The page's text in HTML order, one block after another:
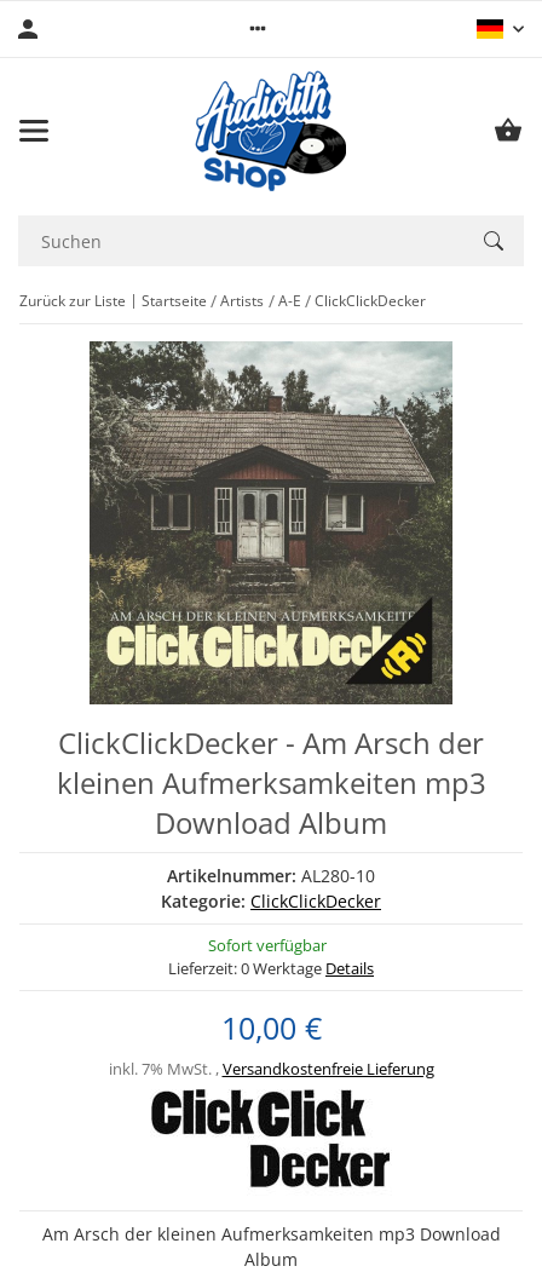
Zurück zur Liste Startseite Artists A-E ClickClickDecker
ClickClickDecker - Am Arsch der
kleinen Aufmerksamkeiten mp3
Download Album
Artikelnummer: AL280-10
Kategorie: ClickClickDecker
Sofort verfügbar
Lieferzeit:0 Werktage Details
10,00 €
inkl. 7% MwSt. ,Versandkostenfreie Lieferung
Am Arsch der kleinen Aufmerksamkeiten mp3 Download
Album